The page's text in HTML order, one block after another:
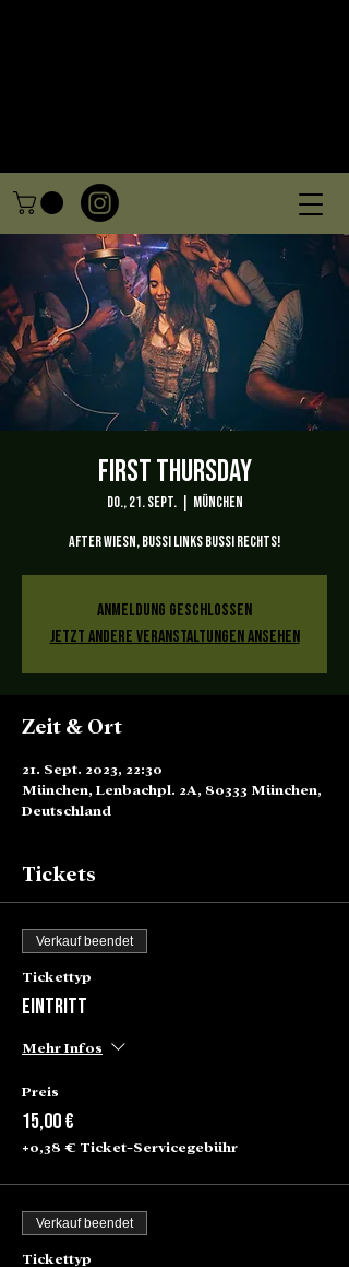
First Thursday
Do., 21. Sept.
  |
München
After Wiesn, Bussi links Bussi rechts!
Anmeldung geschlossen
Jetzt andere Veranstaltungen ansehen
Zeit & Ort
21. Sept. 2023, 22:30
München, Lenbachpl. 2A, 80333 München,
Deutschland
Tickets
Verkauf beendet
Tickettyp
Eintritt
Mehr Infos
Preis
15,00 €
+0,38 € Ticket-Servicegebühr
Verkauf beendet
Tickettyp